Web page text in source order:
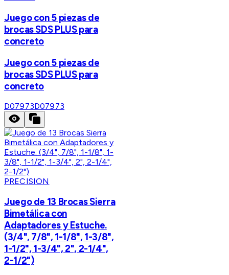
Juego con 5 piezas de
brocas SDS PLUS para
concreto
Juego con 5 piezas de
brocas SDS PLUS para
concreto
D07973D07973
PRECISION
Juego de 13 Brocas Sierra
Bimetálica con
Adaptadores y Estuche.
(3/4", 7/8", 1-1/8", 1-3/8",
1-1/2", 1-3/4", 2", 2-1/4",
2-1/2")